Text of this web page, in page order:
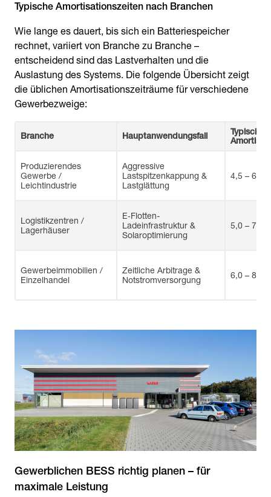
Typische Amortisationszeiten nach Branchen
Wie lange es dauert, bis sich ein Batteriespeicher
rechnet, variiert von Branche zu Branche –
entscheidend sind das Lastverhalten und die
Auslastung des Systems. Die folgende Übersicht zeigt
die üblichen Amortisationszeiträume für verschiedene
Gewerbezweige:
Branche Hauptanwendungsfall
Typische
Produzierendes
Gewerbe /
Leichtindustrie
Aggressive
Lastspitzenkappung &
Lastglättung
4,5 – 6
Logistikzentren /
Lagerhäuser
E‑Flotten-
Ladeinfrastruktur &
Solaroptimierung
5,0 – 7,5
Gewerbeimmobilien /
Einzelhandel
Zeitliche Arbitrage &
Notstromversorgung
6,0 – 8
Gewerblichen BESS richtig planen – für